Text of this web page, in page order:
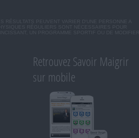
PEUVENT VARIER D'UNE PERSONNE A
RÉGULIERS SONT NÉCESSAIRES POUR
UN PROGRAMME SPORTIF OU DE MODIFIER
Retrouvez Savoir Maigrir
sur mobile